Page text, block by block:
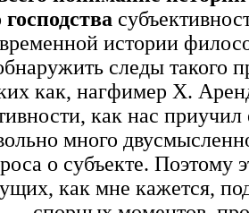
истории
следы такого
как, нагфимер X.
как нас
много
о субъекте.
как мне кажется,